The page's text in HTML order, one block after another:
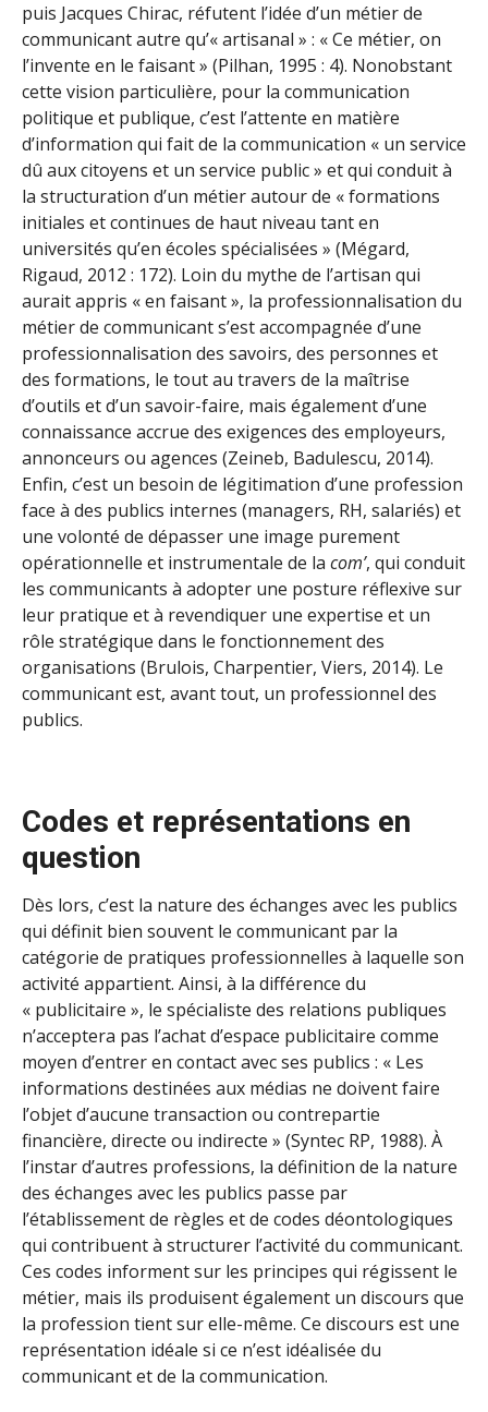
puis Jacques Chirac, réfutent l’idée d’un métier de
communicant autre qu’« artisanal » : « Ce métier, on
l’invente en le faisant » (Pilhan, 1995 : 4). Nonobstant
cette vision particulière, pour la communication
politique et publique, c’est l’attente en matière
d’information qui fait de la communication « un service
dû aux citoyens et un service public » et qui conduit à
la structuration d’un métier autour de « formations
initiales et continues de haut niveau tant en
universités qu’en écoles spécialisées » (Mégard,
Rigaud, 2012 : 172). Loin du mythe de l’artisan qui
aurait appris « en faisant », la professionnalisation du
métier de communicant s’est accompagnée d’une
professionnalisation des savoirs, des personnes et
des formations, le tout au travers de la maîtrise
d’outils et d’un savoir-faire, mais également d’une
connaissance accrue des exigences des employeurs,
annonceurs ou agences (Zeineb, Badulescu, 2014).
Enfin, c’est un besoin de légitimation d’une profession
face à des publics internes (managers, RH, salariés) et
une volonté de dépasser une image purement
opérationnelle et instrumentale de la com’, qui conduit
les communicants à adopter une posture réflexive sur
leur pratique et à revendiquer une expertise et un
rôle stratégique dans le fonctionnement des
organisations (Brulois, Charpentier, Viers, 2014). Le
communicant est, avant tout, un professionnel des
publics.
Codes et représentations en
question
Dès lors, c’est la nature des échanges avec les publics
qui définit bien souvent le communicant par la
catégorie de pratiques professionnelles à laquelle son
activité appartient. Ainsi, à la différence du
« publicitaire », le spécialiste des relations publiques
n’acceptera pas l’achat d’espace publicitaire comme
moyen d’entrer en contact avec ses publics : « Les
informations destinées aux médias ne doivent faire
l’objet d’aucune transaction ou contrepartie
financière, directe ou indirecte » (Syntec RP, 1988). À
l’instar d’autres professions, la définition de la nature
des échanges avec les publics passe par
l’établissement de règles et de codes déontologiques
qui contribuent à structurer l’activité du communicant.
Ces codes informent sur les principes qui régissent le
métier, mais ils produisent également un discours que
la profession tient sur elle-même. Ce discours est une
représentation idéale si ce n’est idéalisée du
communicant et de la communication.